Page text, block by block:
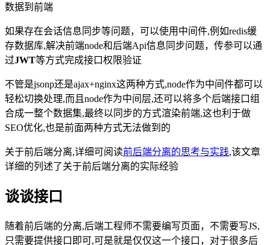
数据到前端
如果存在会话信息同步等问题，可以使用中间件,例如redis缓
存数据库,解决前端node和后端Api信息同步问题，传参可以通
过JWT等方式完成接口权限验证
不管是jsonp还是ajax+nginx这两种方式,node作为中间件都可以
轻松切换处理,而且node作为中间层,还可以将多个后端接口组
合成一整个数据集,最终以同步的方式渲染前端,这也利于做
SEO优化,也是前面两种方式无法做到的
关于前后端分离,详细可阅读前后端分离的思考与实践,该文章
详细的列述了关于前后端分离的实际经验
谈谈接口
随着前后端的分离,后端工程师不需要编写页面，不需要写JS,
只需要提供接口即可,可是就是仅仅这一个接口，对于很多后